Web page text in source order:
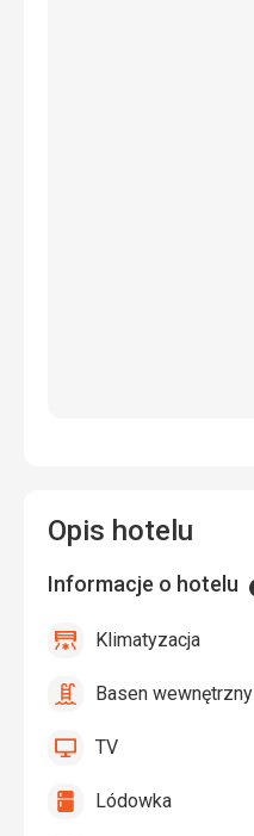
Opis hotelu
Informacje o hotelu
Klimatyzacja
Klimatyzacja
tak
BasenBasen wewnętrzny
tak
TV TV
tak
LódowkaLódowka
tak